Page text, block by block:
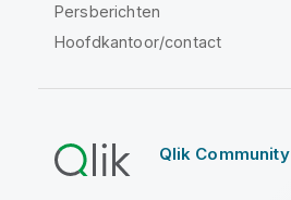
Persberichten
Hoofdkantoor/contact
Qlik Community